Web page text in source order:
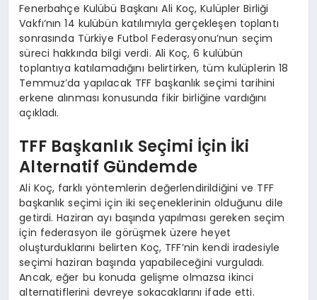
Fenerbahçe Kulübü Başkanı Ali Koç, Kulüpler Birliği
Vakfı’nın 14 kulübün katılımıyla gerçekleşen toplantı
sonrasında Türkiye Futbol Federasyonu’nun seçim
süreci hakkında bilgi verdi. Ali Koç, 6 kulübün
toplantıya katılamadığını belirtirken, tüm kulüplerin 18
Temmuz’da yapılacak TFF başkanlık seçimi tarihini
erkene alınması konusunda fikir birliğine vardığını
açıkladı.
TFF Başkanlık Seçimi İçin İki
Alternatif Gündemde
Ali Koç, farklı yöntemlerin değerlendirildiğini ve TFF
başkanlık seçimi için iki seçeneklerinin olduğunu dile
getirdi. Haziran ayı başında yapılması gereken seçim
için federasyon ile görüşmek üzere heyet
oluşturduklarını belirten Koç, TFF’nin kendi iradesiyle
seçimi haziran başında yapabileceğini vurguladı.
Ancak, eğer bu konuda gelişme olmazsa ikinci
alternatiflerini devreye sokacaklarını ifade etti.